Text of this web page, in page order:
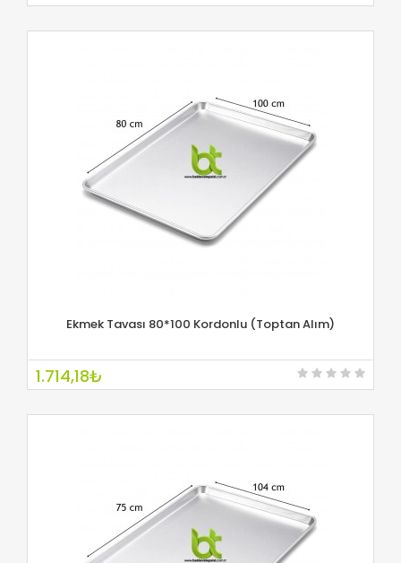
İNCELE
Ekmek Tavası 80*100 Kordonlu (Toptan Alım)
1.714,18₺